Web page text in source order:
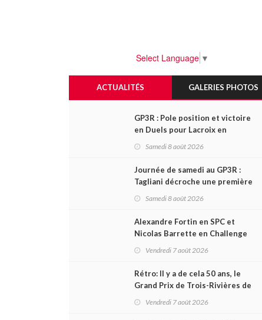
Select Language ▼
ACTUALITÉS GALERIES PHOTOS
GP3R : Pole position et victoire
en Duels pour Lacroix en
NASCAR Canada; Camirand
Samedi 8 août 2026
Journée de samedi au GP3R :
Tagliani décroche une première
victoire en Coupe Radical; des
toutes les séries
Samedi 8 août 2026
Alexandre Fortin en SPC et
Nicolas Barrette en Challenge
Canada héros des premières
Vendredi 7 août 2026
Rétro: Il y a de cela 50 ans, le
Grand Prix de Trois-Rivières de
1976
Vendredi 7 août 2026